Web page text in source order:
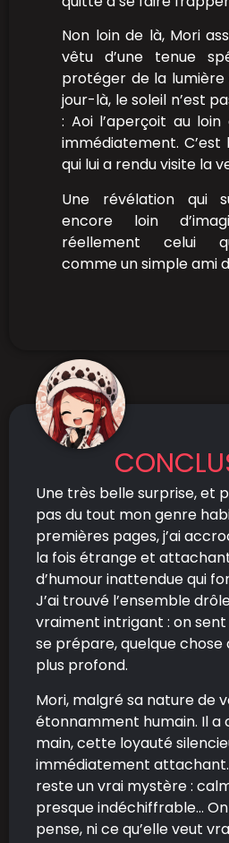
Non loin de là, Mori
vêtu d’une tenue
protéger de la lumière
jour-là, le soleil n’est
: Aoi l’aperçoit au
immédiatement.
qui lui a rendu visite la
Une révélation qui
encore loin
réellement celui
comme un simple ami
Une très belle surprise, et
pas du tout mon genre
premières pages, j’ai
la fois étrange et
d’humour inattendue qui
J’ai trouvé l’ensemble
vraiment intrigant : on
se prépare, quelque chose
plus profond.
Mori, malgré sa nature de
étonnamment humain. Il
main, cette loyauté
immédiatement attachant.
reste un vrai mystère :
presque indéchiffrable…
pense, ni ce qu’elle veut